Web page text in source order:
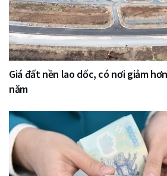
Giá đất nền lao dốc, có nơi giảm
năm